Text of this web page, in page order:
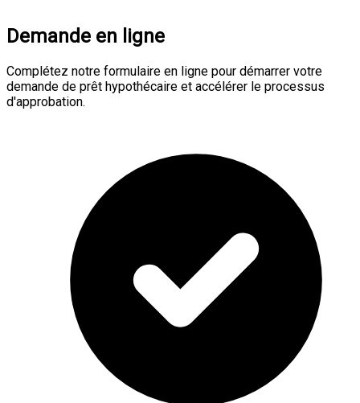
Demande en ligne
Complétez notre formulaire en ligne pour démarrer votre
demande de prêt hypothécaire et accélérer le processus
d'approbation.